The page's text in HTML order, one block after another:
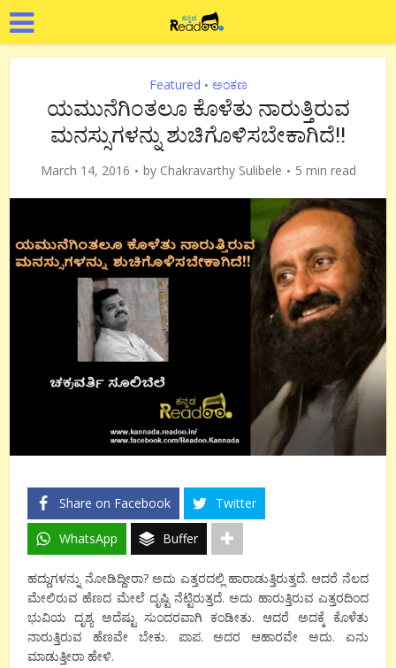
Featured • ಅಂಕಣ
ಯಮುನೆಗಿಂತಲೂ ಕೊಳೆತು ನಾರುತ್ತಿರುವ
ಮನಸ್ಸುಗಳನ್ನು ಶುಚಿಗೊಳಿಸಬೇಕಾಗಿದೆ!!
March 14, 2016 by Chakravarthy Sulibele 5 min read
Share on Facebook Twitter
WhatsApp Buffer
ಹದ್ದುಗಳನ್ನು ನೋಡಿದ್ದೀರಾ? ಅದು ಎತ್ತರದಲ್ಲಿ ಹಾರಾಡುತ್ತಿರುತ್ತದೆ. ಆದರೆ ನೆಲದ
ಮೇಲಿರುವ ಹೆಣದ ಮೇಲೆ ದೃಷ್ಟಿ ನೆಟ್ಟಿರುತ್ತದೆ. ಅದು ಹಾರುತ್ತಿರುವ ಎತ್ತರದಿಂದ
ಭುವಿಯ ದೃಶ್ಯ ಅದೆಷ್ಟು ಸುಂದರವಾಗಿ ಕಂಡೀತು. ಆದರೆ ಅದಕ್ಕೆ ಕೊಳೆತು
ನಾರುತ್ತಿರುವ ಹೆಣವೇ ಬೇಕು. ಪಾಪ. ಅದರ ಆಹಾರವೇ ಅದು. ಏನು
ಮಾಡುತ್ತೀರಾ ಹೇಳಿ.